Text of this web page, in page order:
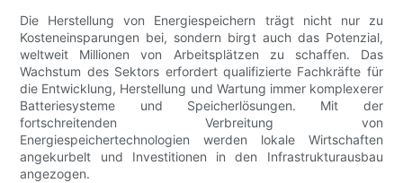
Die Herstellung von Energiespeichern trägt nicht nur zu
Kosteneinsparungen bei, sondern birgt auch das Potenzial,
weltweit Millionen von Arbeitsplätzen zu schaffen. Das
Wachstum des Sektors erfordert qualifizierte Fachkräfte für
die Entwicklung, Herstellung und Wartung immer komplexerer
Batteriesysteme und Speicherlösungen. Mit der
fortschreitenden Verbreitung von
Energiespeichertechnologien werden lokale Wirtschaften
angekurbelt und Investitionen in den Infrastrukturausbau
angezogen.